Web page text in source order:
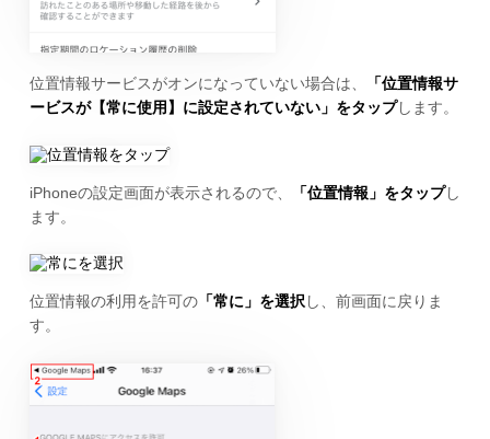
位置情報サービスがオンになっていない場合は、
「位置情報サ
ービスが【常に使用】に設定されていない」をタップします。
iPhoneの設定画面が表示されるので、 「位置情報」をタップし
ます。
位置情報の利用を許可の「常に」を選択し、前画面に戻りま
す。